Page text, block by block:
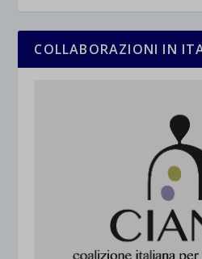
COLLABORAZIONI IN